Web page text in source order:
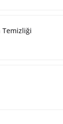
Temizliği